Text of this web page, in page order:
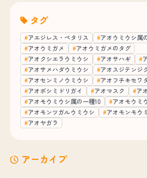
タグ
アエジレス・ペタリス
アオウミウシ属
アオウミガメ
アオウミガメのタグ
アオクシエラウミウシ
アオサハギ
アオサメハダウミウシ
アオスジテンジ
アオセンミノウミウシ
アオフチキセワ
アオボシミドリガイ
アオマスク
ア
アオモウミウシ属の一種10
アオモウミ
アオモンツガルウミウシ
アオモンモウ
アオヤガラ
アーカイブ